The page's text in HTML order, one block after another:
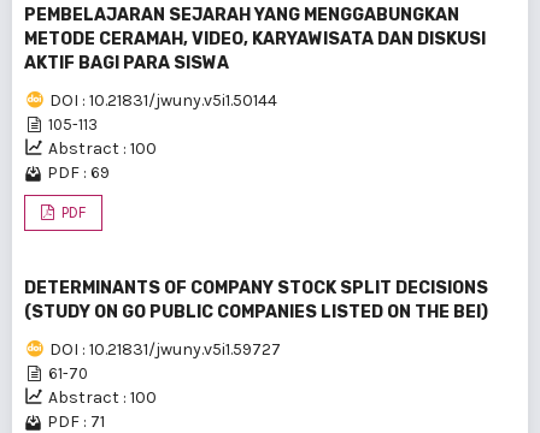
PEMBELAJARAN SEJARAH YANG MENGGABUNGKAN
METODE CERAMAH, VIDEO, KARYAWISATA DAN DISKUSI
AKTIF BAGI PARA SISWA
DOI : 10.21831/jwuny.v5i1.50144
105-113
Abstract : 100
PDF : 69
PDF
DETERMINANTS OF COMPANY STOCK SPLIT DECISIONS
(STUDY ON GO PUBLIC COMPANIES LISTED ON THE BEI)
DOI : 10.21831/jwuny.v5i1.59727
61-70
Abstract : 100
PDF : 71